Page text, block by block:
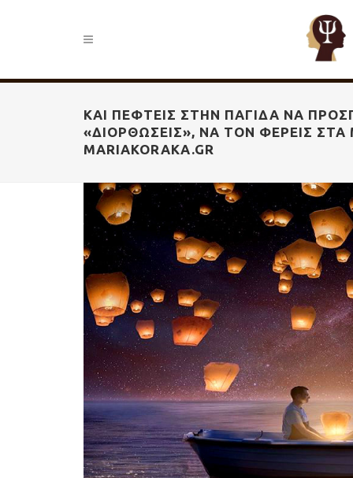
ΚΑΙ ΠΈΦΤΕΙΣ ΣΤΗΝ ΠΑΓΊΔΑ ΝΑ
«ΔΙΟΡΘΏΣΕΙΣ», ΝΑ ΤΟΝ ΦΈΡΕΙΣ ΣΤΑ
MARIAKORAKA.GR